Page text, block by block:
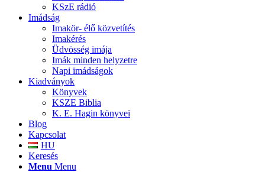
KSzE rádió
Imádság
Imakör- élő közvetítés
Imakérés
Üdvösség imája
Imák minden helyzetre
Napi imádságok
Kiadványok
Könyvek
KSZE Biblia
K. E. Hagin könyvei
Blog
Kapcsolat
HU
Keresés
Menu Menu